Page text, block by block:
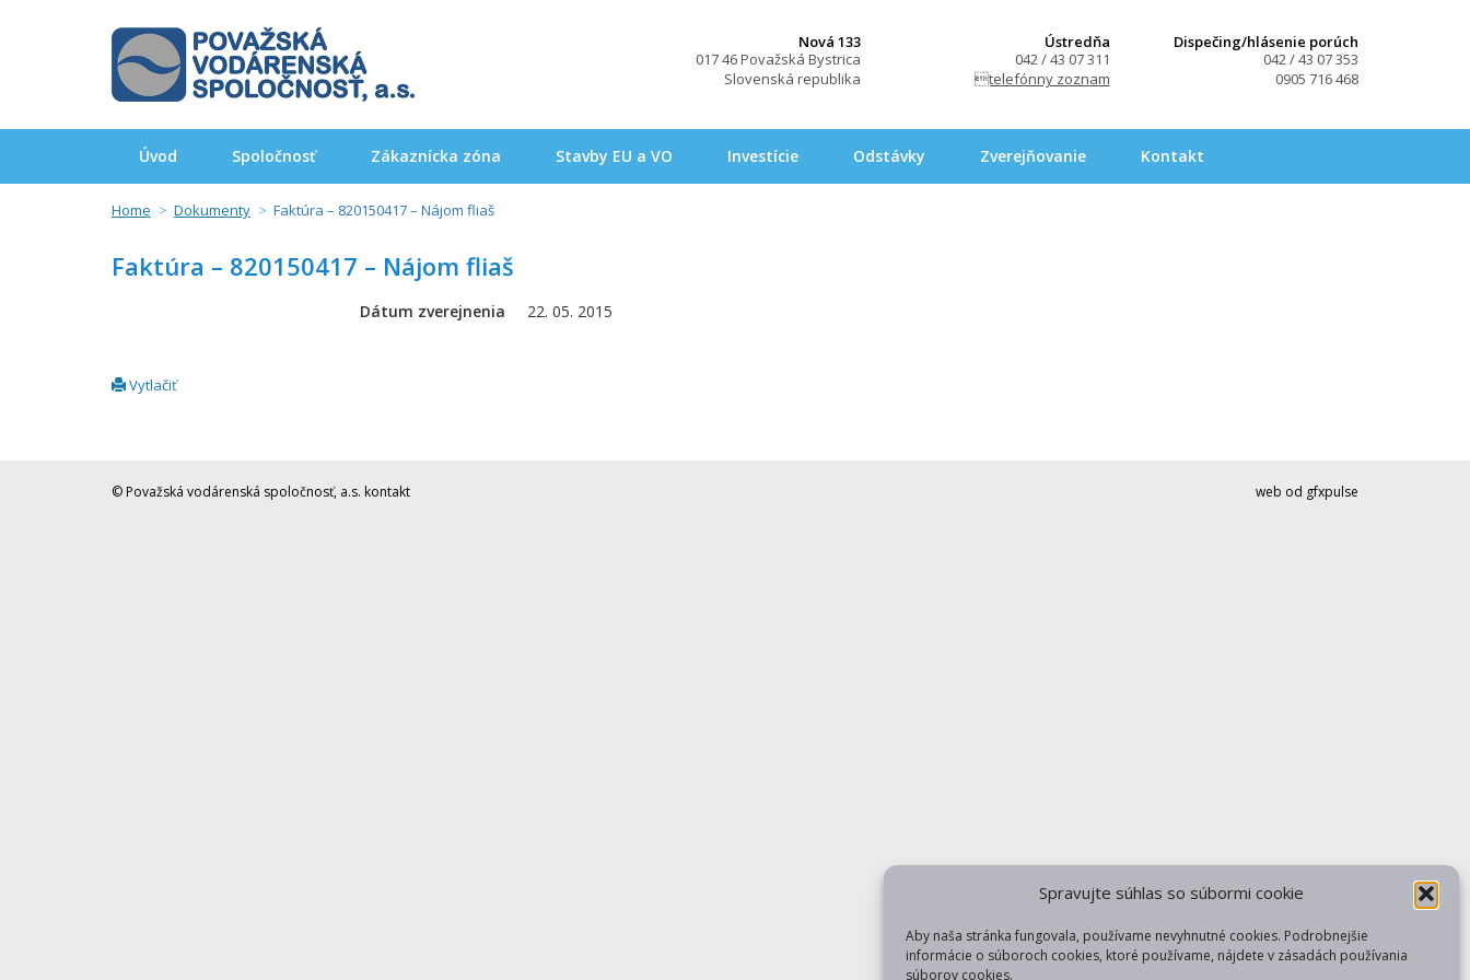
Spravujte súhlas so súbormi cookie
Aby naša stránka fungovala, používame nevyhnutné cookies. Podrobnejšie
informácie o súboroch cookies, ktoré používame, nájdete v zásadách používania
súborov cookies.
Nová 133
017 46 Považská Bystrica
Slovenská republika
Ústredňa
042 / 43 07 311
telefónny zoznam
Dispečing/hlásenie porúch
042 / 43 07 353
0905 716 468
Úvod Spoločnosť Zákaznícka zóna Stavby EU a VO Investície Odstávky Zverejňovanie Kontakt
Home Dokumenty Faktúra – 820150417 – Nájom fliaš
Faktúra – 820150417 – Nájom fliaš
Dátum zverejnenia 22. 05. 2015
Vytlačiť
© Považská vodárenská spoločnosť, a.s. kontakt web od gfxpulse